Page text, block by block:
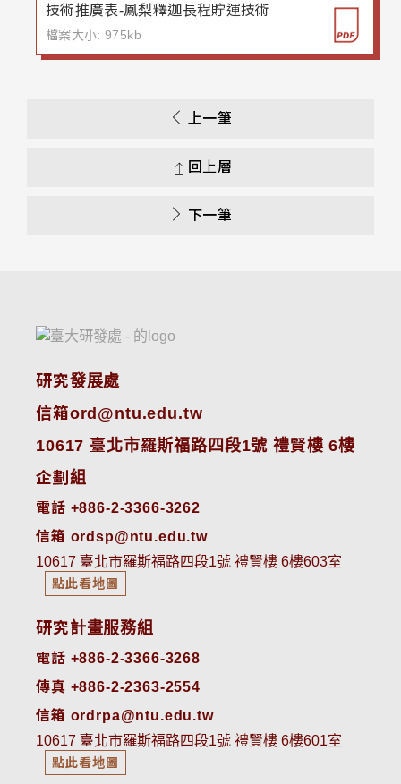
技術推廣表-鳳梨釋迦長程貯運技術
檔案大小: 975kb
上一筆
回上層
下一筆
研究發展處
信箱ord@ntu.edu.tw
10617 臺北市羅斯福路四段1號 禮賢樓 6樓
企劃組
電話 +886-2-3366-3262
信箱 ordsp@ntu.edu.tw
10617 臺北市羅斯福路四段1號 禮賢樓 6樓603室
點此看地圖
研究計畫服務組
電話 +886-2-3366-3268
傳真 +886-2-2363-2554
信箱 ordrpa@ntu.edu.tw
10617 臺北市羅斯福路四段1號 禮賢樓 6樓601室
點此看地圖